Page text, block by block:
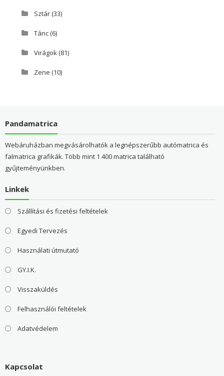
Sztár(33)
Tánc(6)
Virágok(81)
Zene (10)
Pandamatrica
Webáruházban megvásárolhatók a legnépszerűbb autómatrica és
falmatrica grafikák. Több mint 1 400 matrica található
gyűjteményünkben.
Linkek
Szállítási és fizetési feltételek
Egyedi Tervezés
Használati útmutató
GY.I.K.
Visszaküldés
Felhasználói feltételek
Adatvédelem
Kapcsolat